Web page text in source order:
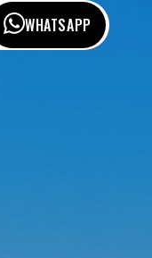
WHATSAPP